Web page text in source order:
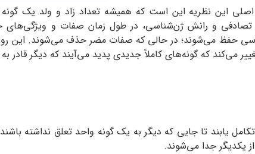
این نظریه این است که همیشه تعداد زاد و ولد یک گونه
تصادفی و رانش ژن‌شناسی، در طول زمان صفات و ویژگی‌های
حفظ می‌شوند؛ در حالی‌ که صفات مضر حذف می‌شوند. این
می‌کند که گونه‌های کاملاً جدیدی پدید می‌آیند که دیگر قادر
یابند تا جایی که دیگر به یک گونه واحد تعلق نداشته
یکدیگر جدا می‌شوند.